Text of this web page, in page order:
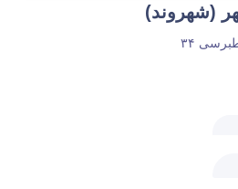
(شهروند)
۳۴